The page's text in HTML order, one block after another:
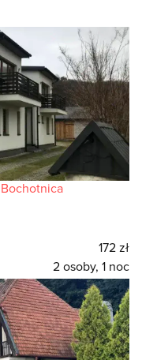
Bochotnica
172 zł
2 osoby, 1 noc